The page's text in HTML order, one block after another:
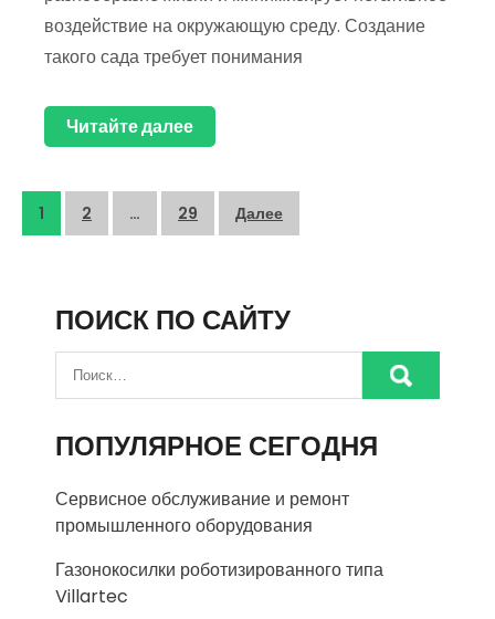
воздействие на окружающую среду. Создание
такого сада требует понимания
Читайте далее
Пагинация
1 2 … 29 Далее
ПОИСК ПО САЙТУ
ПОПУЛЯРНОЕ СЕГОДНЯ
Сервисное обслуживание и ремонт
промышленного оборудования
Газонокосилки роботизированного типа
Villartec